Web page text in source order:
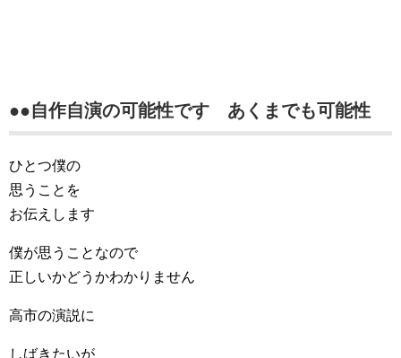
●●自作自演の可能性です あくまでも可能性
ひとつ僕の
思うことを
お伝えします
僕が思うことなので
正しいかどうかわかりません
高市の演説に
しばきたいが